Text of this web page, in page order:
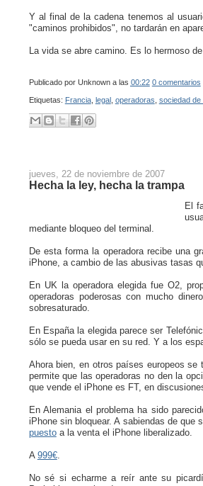
Y al final de la cadena tenemos al
"caminos prohibidos", no tardarán en
La vida se abre camino. Es lo hermoso
Publicado por Unknown a las 00:22 0 comentarios
Etiquetas: Francia, legal operadoras sociedad de
jueves, 22 de noviembre de 2007
Hecha la ley, hecha la trampa
El
mediante bloqueo del terminal.
De esta forma la operadora recibe una
iPhone, a cambio de las abusivas tasas
En UK la operadora elegida fue O2,
operadoras poderosas con mucho
sobresaturado.
En España la elegida parece ser
sólo se pueda usar en su red. Y a los
Ahora bien, en otros países europeos
permite que las operadoras no den la
que vende el iPhone es FT, en
En Alemania el problema ha sido
iPhone sin bloquear. A sabiendas de
puestoa la venta el iPhone liberalizado.
A 999€.
No sé si echarme a reír ante su